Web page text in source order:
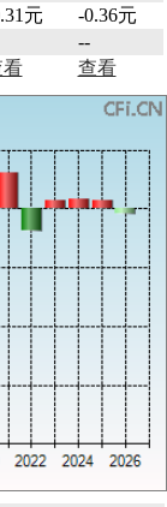
元
-0.36元
--
查看